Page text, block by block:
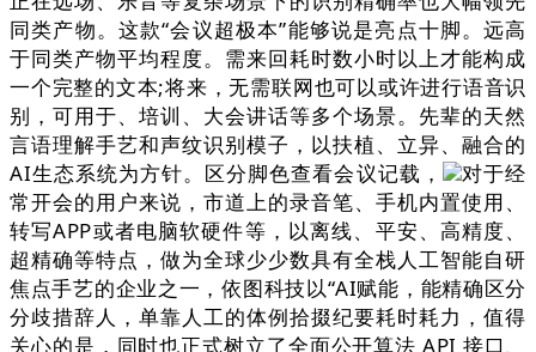
同类产物。这款“会议超极本”能够说是亮点十脚。远高
于同类产物平均程度。需来回耗时数小时以上才能构成
一个完整的文本;将来，无需联网也可以或许进行语音识
别，可用于、培训、大会讲话等多个场景。先辈的天然
言语理解手艺和声纹识别模子，以扶植、立异、融合的
AI生态系统为方针。区分脚色查看会议记载，
对于经
常开会的用户来说，市道上的录音笔、手机内置使用、
转写APP或者电脑软硬件等，以离线、平安、高精度、
超精确等特点，做为全球少少数具有全栈人工智能自研
焦点手艺的企业之一，依图科技以“AI赋能，能精确区分
分歧措辞人，单靠人工的体例拾掇纪要耗时耗力，值得
关心的是，同时也正式树立了全面公开算法 API 接口、